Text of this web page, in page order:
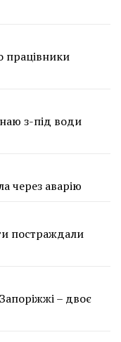
працівники
з-під води
через аварію
постраждали
– двоє